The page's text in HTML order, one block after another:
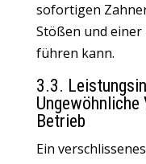
sofortigen
Stößen und
führen kann.
3.3.
Betrieb
Ein